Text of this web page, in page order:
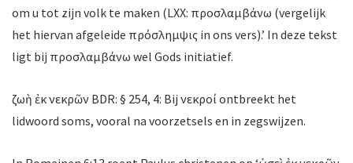
om u tot zijn volk te maken (LXX: προσλαμβάνω (vergelijk
het hiervan afgeleide πρόσλημψις in ons vers).’ In deze tekst
ligt bij προσλαμβάνω wel Gods initiatief.
ζωὴ ἐκ νεκρῶν BDR: § 254, 4: Bij νεκροί ontbreekt het
lidwoord soms, vooral na voorzetsels en in zegswijzen.